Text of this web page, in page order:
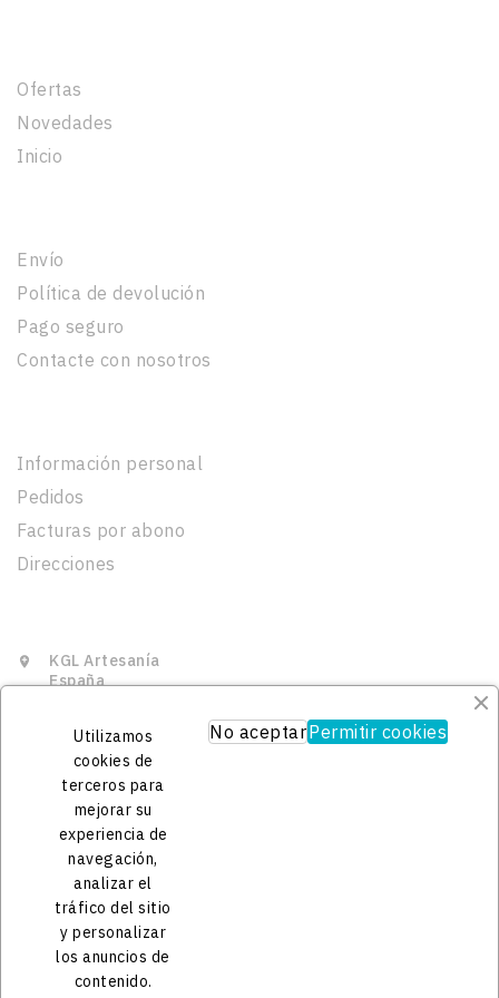
Ofertas
Novedades
Inicio
Envío
Política de devolución
Pago seguro
Contacte con nosotros
Información personal
Pedidos
Facturas por abono
Direcciones

KGL Artesanía
España
contacto@kgl.es
© 2025 - Tienda administrada por KGL
Utilizamos
cookies de
terceros para
mejorar su
experiencia de
navegación,
analizar el
tráfico del sitio
y personalizar
los anuncios de
contenido.
Permitir cookies
No aceptar